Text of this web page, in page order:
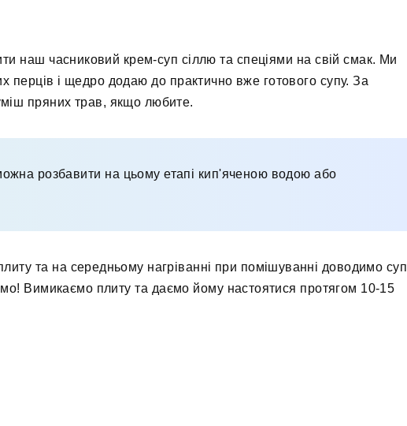
наш часниковий крем-суп сіллю та спеціями на свій смак. Ми
перців і щедро додаю до практично вже готового супу. За
пряних трав, якщо любите.
розбавити на цьому етапі кип'яченою водою або
та на середньому нагріванні при помішуванні доводимо суп
Вимикаємо плиту та даємо йому настоятися протягом 10-15